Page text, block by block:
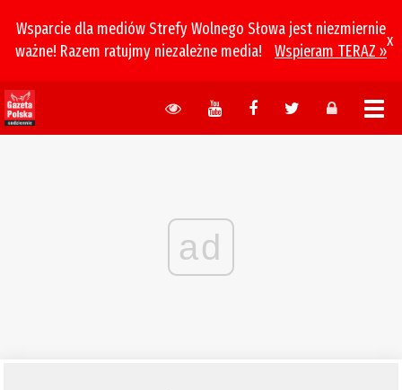
Wsparcie dla mediów Strefy Wolnego Słowa jest niezmiernie
ważne! Razem ratujmy niezależne media!
Wspieram TERAZ »
x
ad